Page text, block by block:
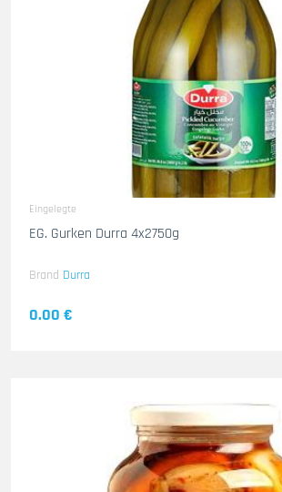
Eingelegte
EG. Gurken Durra 4x2750g
Brand Durra
0.00 €